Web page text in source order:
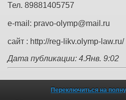
Тел. 89881405757
e-mail: pravo-olymp@mail.ru
сайт : http://reg-likv.olymp-law.ru/
Дата публикации: 4.Янв. 9:02
Переключиться на